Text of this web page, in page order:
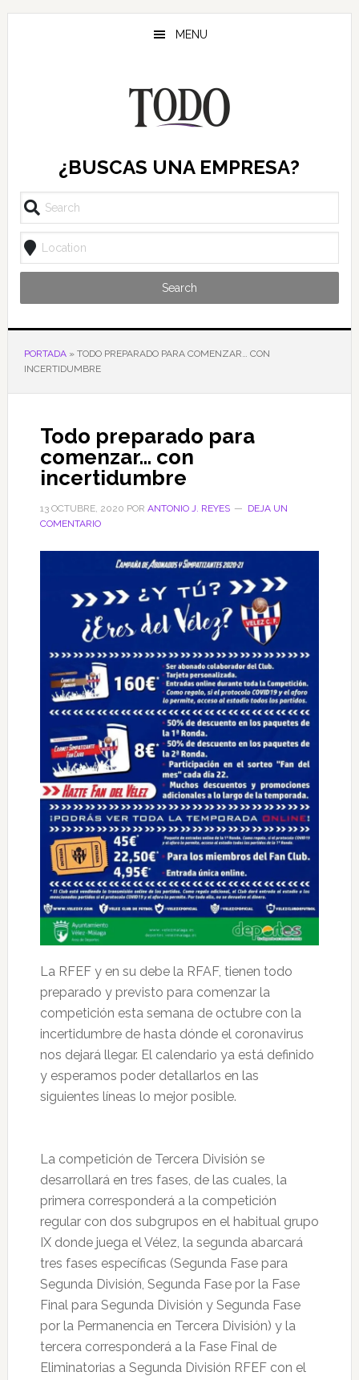
Saltar
Saltar
Saltar
MENU
¿BUSCAS UNA EMPRESA?
Search
PORTADA» TODO PREPARADO PARA COMENZAR… CON
INCERTIDUMBRE
Todo preparado para
comenzar… con
incertidumbre
13 OCTUBRE, 2020 POR ANTONIO J. REYES
DEJA UN
COMENTARIO
La RFEF y en su debe la RFAF, tienen todo
preparado y previsto para comenzar la
competición esta semana de octubre con la
incertidumbre de hasta dónde el coronavirus
nos dejará llegar. El calendario ya está definido
y esperamos poder detallarlos en las
siguientes líneas lo mejor posible.
La competición de Tercera División se
desarrollará en tres fases, de las cuales, la
primera corresponderá a la competición
regular con dos subgrupos en el habitual grupo
IX donde juega el Vélez, la segunda abarcará
tres fases específicas (Segunda Fase para
Segunda División, Segunda Fase por la Fase
Final para Segunda División y Segunda Fase
por la Permanencia en Tercera División) y la
tercera corresponderá a la Fase Final de
Eliminatorias a Segunda División RFEF con el